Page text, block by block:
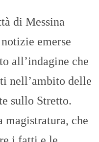
di Messina
emerse
all’indagine che
nell’ambito delle
sullo Stretto.
che